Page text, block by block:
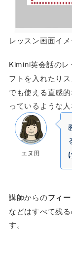
レッスン画面イ
Kimini英会話のレ
フトを入れたり
でも使える直感
っているような
エヌ田
講師からのフィ
などはすべて残
す。